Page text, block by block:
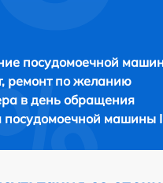
посудомоечной
ремонт по желанию
в день обращения
посудомоечной машины